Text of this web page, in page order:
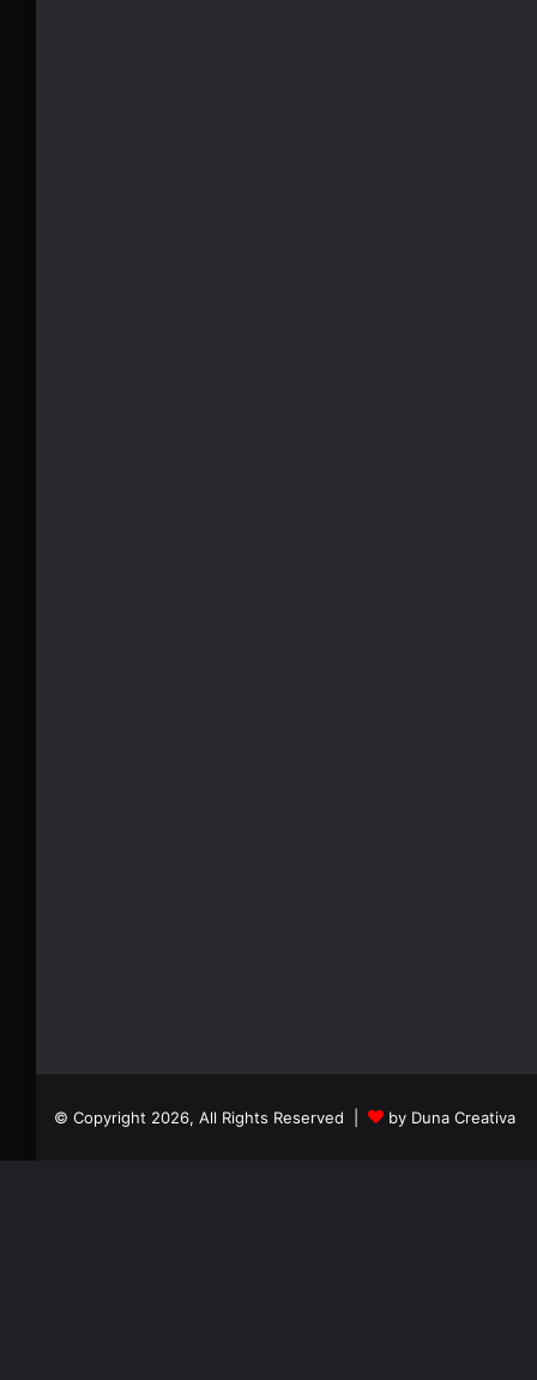
© Copyright 2026, All Rights Reserved | by Duna Creativa